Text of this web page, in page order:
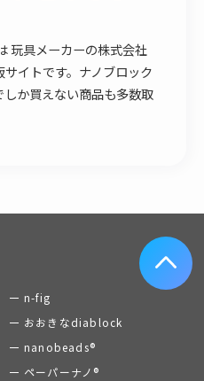
玩具メーカーの株式会社
イトです。ナノブロック
か買えない商品も多数取
n-fig
おおきなdiablock
nanobeads®
ペーパーナノ®